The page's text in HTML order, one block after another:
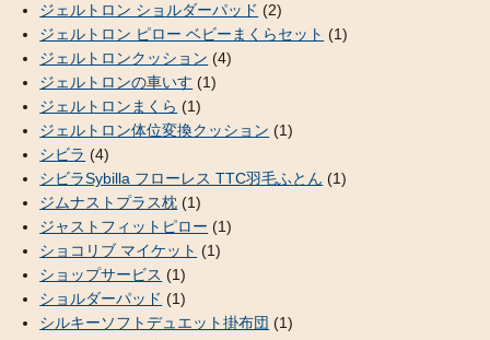
ジェルトロン ショルダーパッド (2)
ジェルトロン ピロー ベビーまくらセット (1)
ジェルトロンクッション (4)
ジェルトロンの車いす (1)
ジェルトロンまくら (1)
ジェルトロン体位変換クッション (1)
シビラ (4)
シビラSybilla フローレス TTC羽毛ふとん (1)
ジムナストプラス枕 (1)
ジャストフィットピロー (1)
ショコリブ マイケット (1)
ショップサービス (1)
ショルダーパッド (1)
シルキーソフトデュエット掛布団 (1)